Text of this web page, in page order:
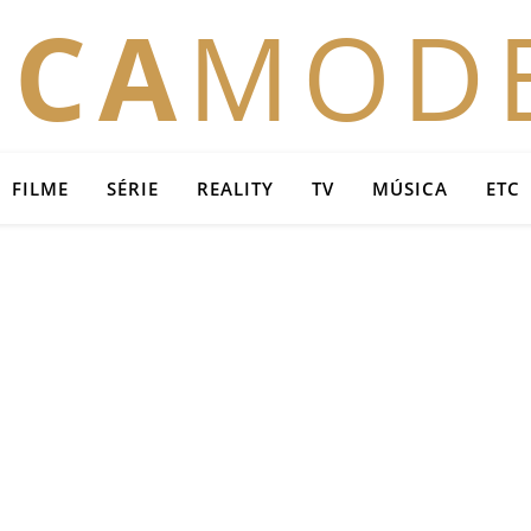
FILME SÉRIE REALITY TV MÚSICA ETC